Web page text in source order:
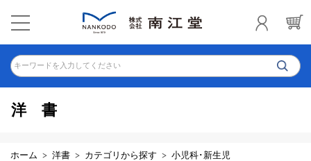
キーワードを入力してください
洋書
ホーム 洋書 カテゴリから探す
小児科･新生児